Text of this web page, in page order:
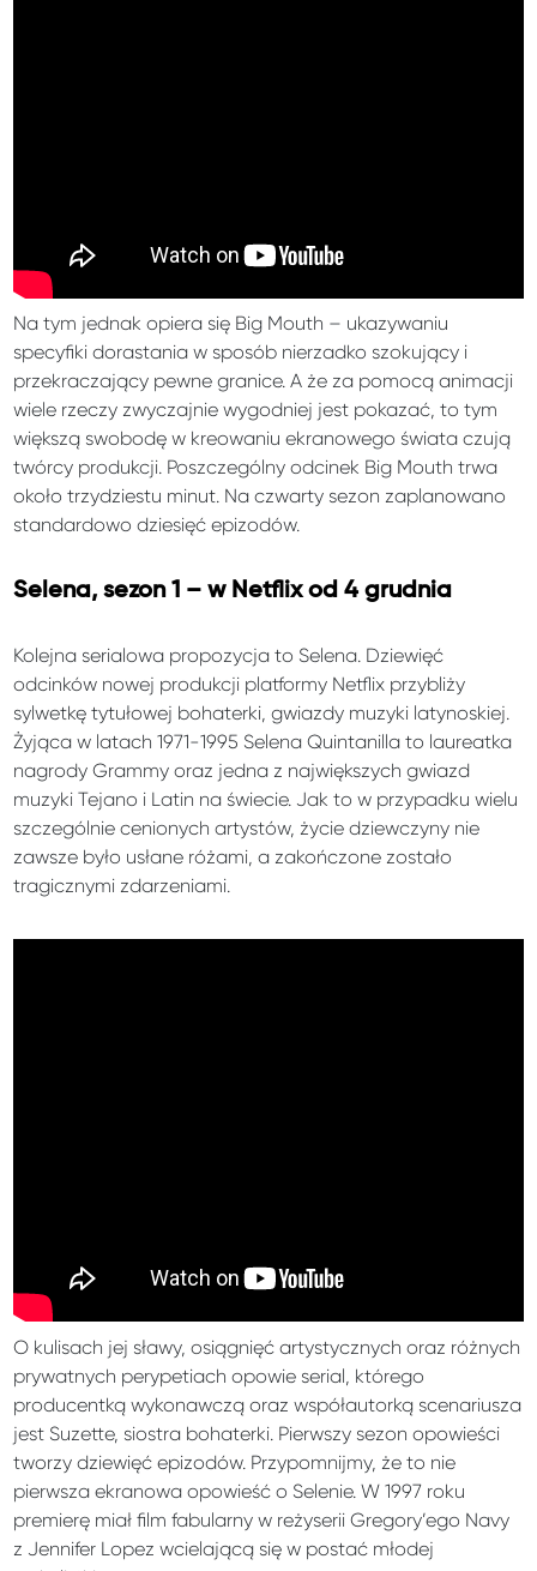
Na tym jednak opiera się Big Mouth – ukazywaniu
specyfiki dorastania w sposób nierzadko szokujący i
przekraczający pewne granice. A że za pomocą animacji
wiele rzeczy zwyczajnie wygodniej jest pokazać, to tym
większą swobodę w kreowaniu ekranowego świata czują
twórcy produkcji. Poszczególny odcinek Big Mouth trwa
około trzydziestu minut. Na czwarty sezon zaplanowano
standardowo dziesięć epizodów.
Selena, sezon 1 – w Netflix od 4 grudnia
Kolejna serialowa propozycja to Selena. Dziewięć
odcinków nowej produkcji platformy Netflix przybliży
sylwetkę tytułowej bohaterki, gwiazdy muzyki latynoskiej.
Żyjąca w latach 1971-1995 Selena Quintanilla to laureatka
nagrody Grammy oraz jedna z największych gwiazd
muzyki Tejano i Latin na świecie. Jak to w przypadku wielu
szczególnie cenionych artystów, życie dziewczyny nie
zawsze było usłane różami, a zakończone zostało
tragicznymi zdarzeniami.
O kulisach jej sławy, osiągnięć artystycznych oraz różnych
prywatnych perypetiach opowie serial, którego
producentką wykonawczą oraz współautorką scenariusza
jest Suzette, siostra bohaterki. Pierwszy sezon opowieści
tworzy dziewięć epizodów. Przypomnijmy, że to nie
pierwsza ekranowa opowieść o Selenie. W 1997 roku
premierę miał film fabularny w reżyserii Gregory’ego Navy
z Jennifer Lopez wcielającą się w postać młodej